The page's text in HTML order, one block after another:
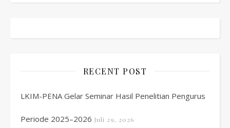
RECENT POST
LKIM-PENA Gelar Seminar Hasil Penelitian Pengurus
Periode 2025–2026 Juli 29, 2026